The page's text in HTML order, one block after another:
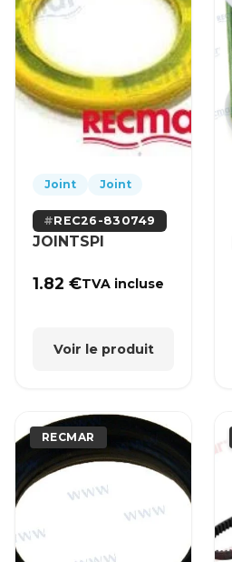
Joint Joint
REC26-830749
JOINTSPI
1.82€TVA incluse
Voir le produit
RECMAR